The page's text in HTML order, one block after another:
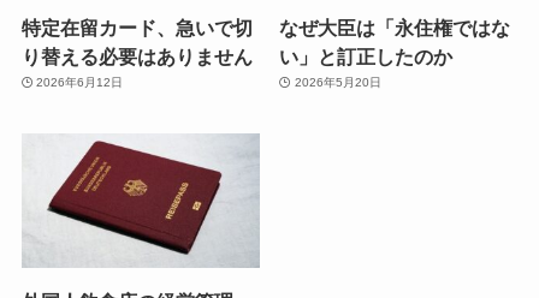
特定在留カード、急いで切
り替える必要はありません
2026年6月12日
なぜ大臣は「永住権ではな
い」と訂正したのか
2026年5月20日